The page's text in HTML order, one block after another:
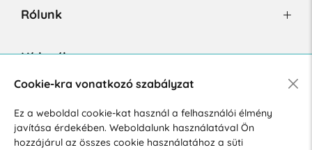
Rólunk
Hírlevél
Hozzájárulok a személyes adatok marketing célú kezeléséhez.
Személyes adatok védelmére vonatkozó szabályzat.
Cookie-kra vonatkozó szabályzat
Ez a weboldal cookie-kat használ a felhasználói élmény
javítása érdekében. Weboldalunk használatával Ön
hozzájárul az összes cookie használatához a süti